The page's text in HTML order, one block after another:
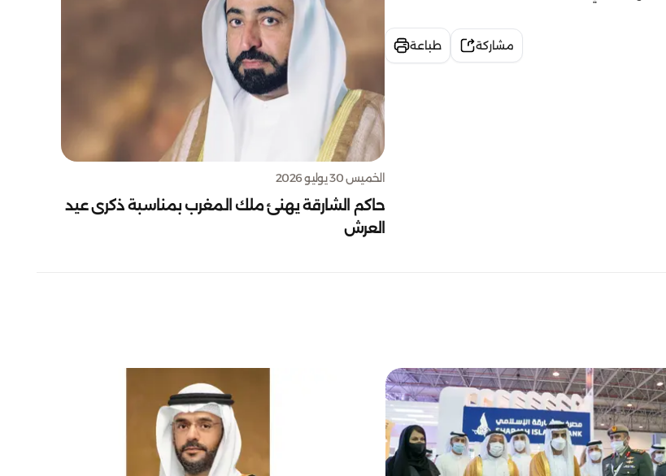
مشاركة طباعة
الخميس 30 يوليو 2026
حاكم الشارقة يهنئ ملك المغرب بمناسبة ذكرى عيد
العرش